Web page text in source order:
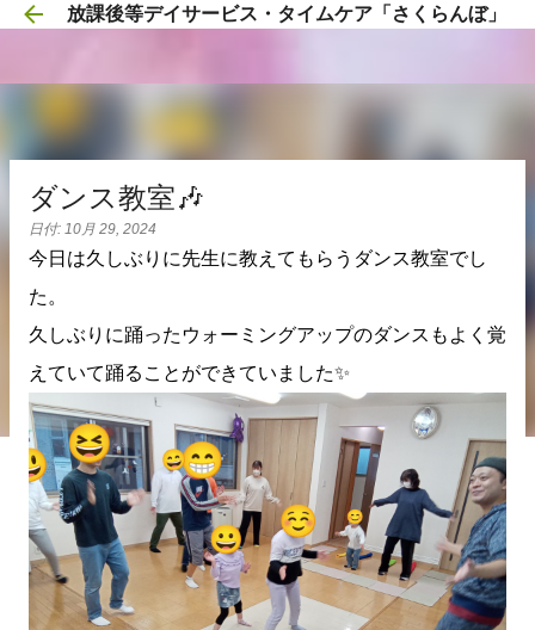
スキップしてメイン コンテンツに移動
放課後等デイサービス・タイムケア「さくらんぼ」
ダンス教室🎶
日付: 10月 29, 2024
今日は久しぶりに先生に教えてもらうダンス教室でし
た。
久しぶりに踊ったウォーミングアップのダンスもよく覚
えていて踊ることができていました✨